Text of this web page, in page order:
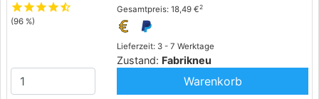
starstarstarstarstar_half
(96 %)
Lieferzeit: 3 - 7 Werktage
Zustand: Fabrikneu
Gesamtpreis: 18,49 €2
Warenkorb